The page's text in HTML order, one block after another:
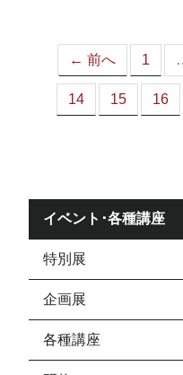
← 前へ 1
14 15 16
イベント･各種講座
特別展
企画展
各種講座